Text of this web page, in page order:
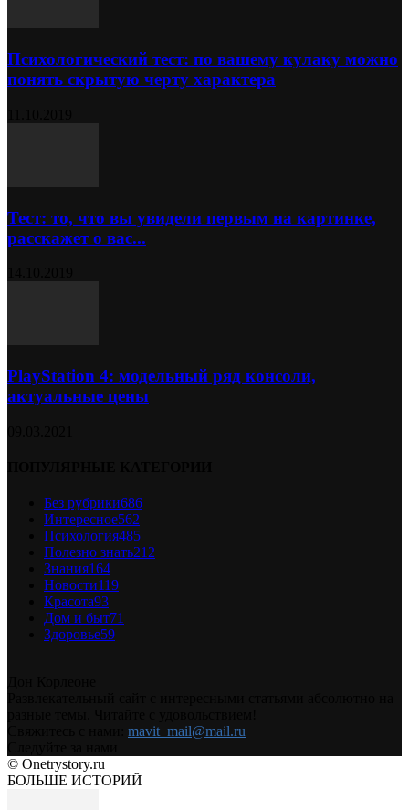
Психологический тест: по вашему кулаку можно
понять скрытую черту характера
Тест: то, что вы увидели первым на картинке,
расскажет о вас...
PlayStation 4: модельный ряд консоли,
актуальные цены
Без рубрики686
Интересное562
Психология485
Полезно знать212
Знания164
Новости119
Красота93
Дом и быт71
Здоровье59
mavit_mail@mail.ru
© Onetrystory.ru
БОЛЬШЕ ИСТОРИЙ